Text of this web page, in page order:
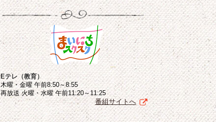
Eテレ（教育）
木曜・金曜 午前8:50～8:55
再放送 火曜・水曜 午前11:20～11:25
番組サイトへ